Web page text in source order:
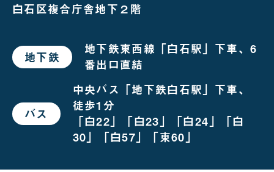
白石区複合庁舎地下２階
地下鉄 で
お
場
合
地下鉄東西線「白石駅」下車、6
番出口直結
バス で
お
場
中央バス「地下鉄白石駅」下車、
徒歩1分
「白22」「白23」「白24」「白
30」「白57」「東60」